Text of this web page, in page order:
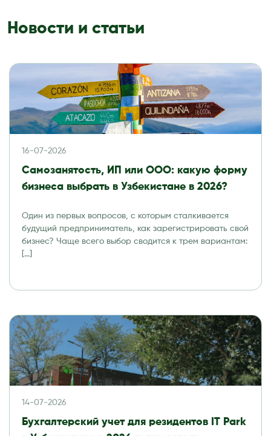
Новости и статьи
16-07-2026
Самозанятость, ИП или ООО: какую форму
бизнеса выбрать в Узбекистане в 2026?
Один из первых вопросов, с которым сталкивается
будущий предприниматель, как зарегистрировать свой
бизнес? Чаще всего выбор сводится к трем вариантам:
[…]
14-07-2026
Бухгалтерский учет для резидентов IT Park